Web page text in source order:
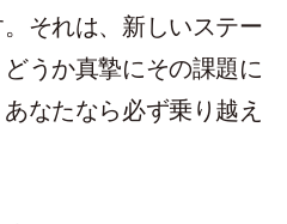
それは、新しいステー
うか真摯にその課題に
なたなら必ず乗り越え